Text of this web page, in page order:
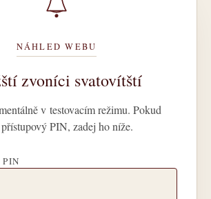
NÁHLED WEBU
zvoníci svatovítští
v testovacím režimu. Pokud
PIN, zadej ho níže.